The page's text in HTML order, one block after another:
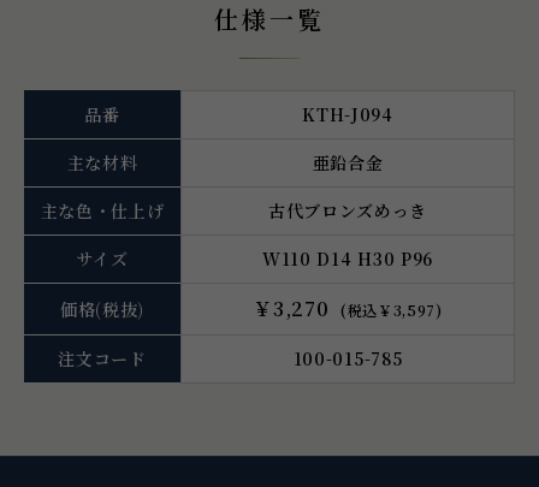
仕様一覧
品番
KTH-J094
主な材料
亜鉛合金
主な色・仕上げ
古代ブロンズめっき
サイズ
W110 D14 H30 P96
価格(税抜) ￥3,270 (税込￥3,597)
注文コード 100-015-785